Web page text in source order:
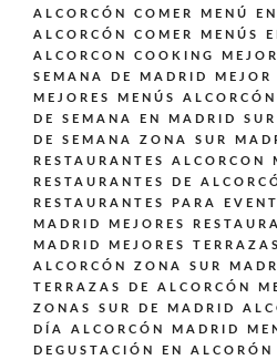
ALCORCÓN
COMER MENÚ
ALCORCÓN
COMER MENÚS
ALCORCON
COOKING
SEMANA DE MADRID
MEJORES MENÚS ALCORCÓN
DE SEMANA EN MADRID SUR
DE SEMANA ZONA SUR
RESTAURANTES ALCORCON
RESTAURANTES DE
RESTAURANTES PARA
MADRID
MEJORES
MADRID
MEJORES
ALCORCÓN ZONA SUR
TERRAZAS DE ALCORCÓN
ZONAS SUR DE MADRID
DÍA ALCORCÓN MADRID
DEGUSTACIÓN EN